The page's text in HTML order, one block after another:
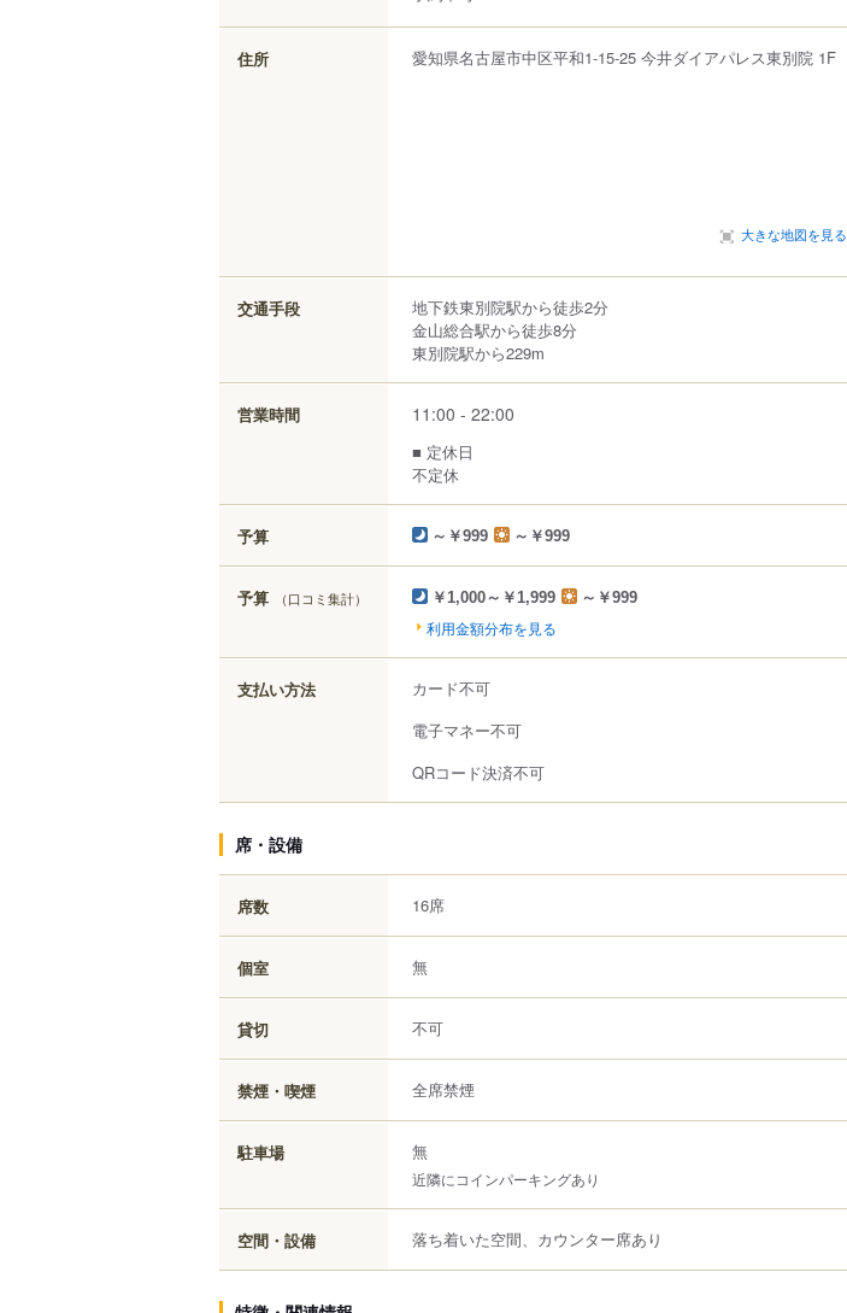
住所 愛知県名古屋市中区平和1-15-25 今井ダイアパレス東別院 1F
大きな地図を見る
交通手段
地下鉄東別院駅から徒歩2分
金山総合駅から徒歩8分
東別院駅から229m
営業時間 11:00 - 22:00
■ 定休日
不定休
予算 ～￥999 ～￥999
予算 （口コミ集計） ￥1,000～￥1,999 ～￥999
利用金額分布を見る
支払い方法
カード不可
電子マネー不可
QRコード決済不可
席・設備
席数 16席
個室 無
貸切 不可
禁煙・喫煙 全席禁煙
駐車場 無
近隣にコインパーキングあり
空間・設備 落ち着いた空間、カウンター席あり